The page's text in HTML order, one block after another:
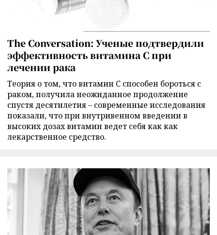
The Conversation: Ученые подтвердили
эффективность витамина C при
лечении рака
Теория о том, что витамин C способен бороться с
раком, получила неожиданное продолжение
спустя десятилетия – современные исследования
показали, что при внутривенном введении в
высоких дозах витамин ведет себя как как
лекарственное средство.